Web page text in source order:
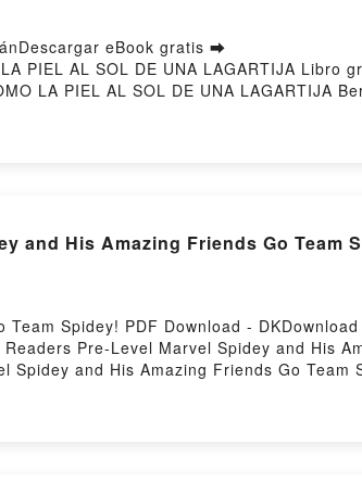
eBook gratis ➡
PIEL AL SOL DE UNA LAGARTIJA Libro
LA PIEL AL SOL DE UNA LAGARTIJA
Berta Piñán Kindle, COMO LA PIEL
and His Amazing Friends Go Team
Spidey! PDF Download -
Pre-Level Marvel Spidey and His
and His Amazing Friends Go Team
and His Amazing Friends Go Team